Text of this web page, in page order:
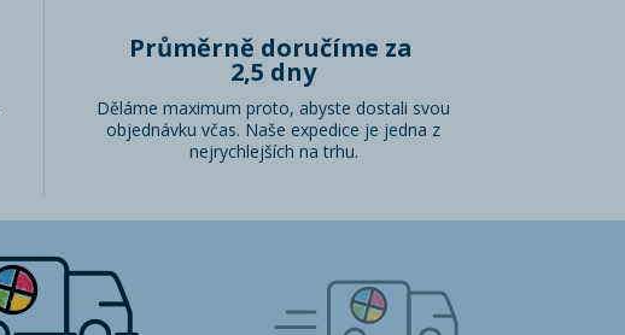
Průměrně doručíme za
2,5 dny
Děláme maximum proto, abyste dostali svou
objednávku včas. Naše expedice je jedna z
nejrychlejších na trhu.